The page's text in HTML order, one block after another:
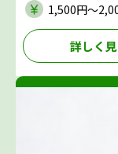
1,500円〜
詳しく